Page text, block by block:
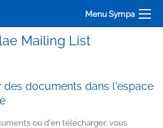
Menu Sympa
Mailing List
des documents dans l'espace
ou d'en télécharger, vous